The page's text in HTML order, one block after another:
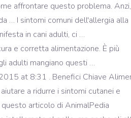
soprattutto la bocca e la gola. Nel caso di un’allergia, a essere coinvolto è il sistema immunitario e si verifica subito dopo aver assunto un determinato alimento. IL MIO VERO PROBLEMA E’ , CHE SONO RAFFREDDATO DA FEBBRAIO AD … X Fonte di ricerca Un’alimentazione leggera permette al sistema digestivo del cane di normalizzarsi (a meno che uno di questi ingredienti gli provochi allergia, nel qual caso potrai capire facilmente qual è il cibo che scatena … Se l'esofago è affetto, si possono osservare disfagia (disturbi della deglutizione) e dolore al petto durante la deglutizione. Le intolleranze alimentari possono manifestarsi con diarrea o vomito e non creano una tipica risposta allergica. Affezioni … Cerca. Menu con calorie Pasti Veloci. Sintomi di allergia all'acido ialuronico. A volte i sintomi analoghi a una reazione allergica possono scomparire con il semplice cambio momentaneo a una dieta a base di riso cotto con pollo o brodo di manzo. I sintomi di un'allergia all'olio di cocco sono simili a qualsiasi altro tipo di reazione allergica e possono includere: nausea; vomito; orticaria; eczema; diarrea; eruzione cutanea; anafilassi, un'emergenza pericolosa per la vita che comporta respiro sibilante e difficoltà respiratorie; Le reazioni anafilattiche al cocco e all'olio di cocco sono molto rare. Interessano: I soggetti colpiti … E’ opportuno fare una distinzione tra allergie e intolleranze alimentari. Vediamo meglio come si manifesta l'allergia alla carne, partendo da una premessa: ad essere più pericolosa è soprattutto la carne cruda. Per un periodo da tre a cinque anni, si ricevono iniezioni regolari contenenti estratti di allergeni purificati. Se si mangiano le ciliege e siete allergici a loro, si potrebbe verificare formicolio della bocca, nausea e vomito, orticaria o prurito, congestione nasale e un sapore metallico in bocca. È anche importante distinguere l'allergia alla carne rossa dalle allergie al pollo e al tacchino, per sapere quali carni devono essere escluse dalla dieta. L’ orticaria colinergica , uno dei tipi più comuni, sembra essere indotta dal sudore , mentre altri tipi (come ad esempio l’ angioedema indotto dall’esercizio ) non ha alcuna correlazione con l’intensità dello sforzo e quindi con la sudorazione. L'allergia al